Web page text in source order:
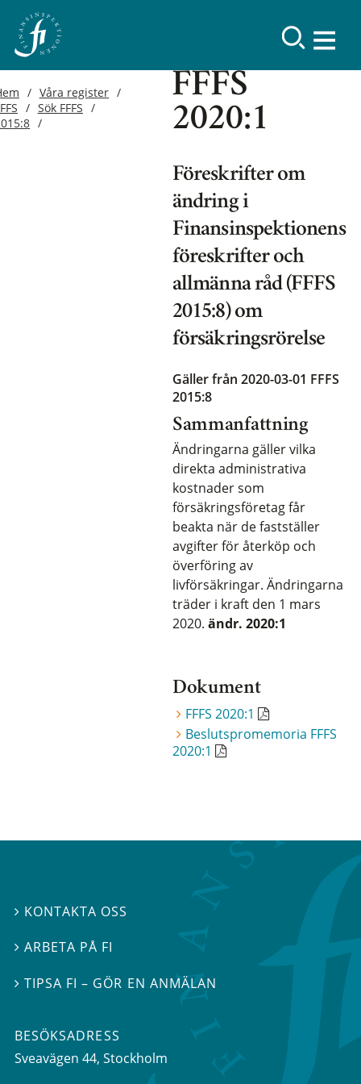
Våra register
Sök FFFS
FFFS
2020:1
Föreskrifter om
ändring i
Finansinspektionens
föreskrifter och
allmänna råd (FFFS
2015:8) om
försäkringsrörelse
Gäller från 2020-03-01 FFFS
2015:8
Sammanfattning
Ändringarna gäller vilka
direkta administrativa
kostnader som
försäkringsföretag får
beakta när de fastställer
avgifter för återköp och
överföring av
livförsäkringar. Ändringarna
träder i kraft den 1 mars
2020. ändr. 2020:1
Dokument
FFFS 2020:1
Beslutspromemoria FFFS
2020:1
 KONTAKTA OSS
ARBETA PÅ FI
TIPSA FI – GÖR EN ANMÄLAN
BESÖKSADRESS
Sveavägen 44, Stockholm